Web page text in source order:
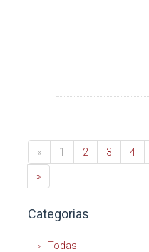
« 1 2 3 4
»
Categorias
Todas